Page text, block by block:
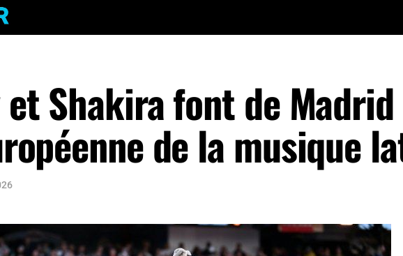
Shakira font de
de la musique